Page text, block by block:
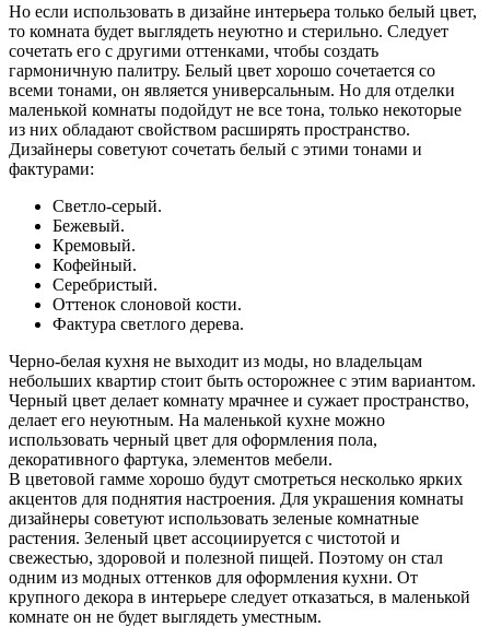
Но если использовать в дизайне интерьера только белый цвет,
то комната будет выглядеть неуютно и стерильно. Следует
сочетать его с другими оттенками, чтобы создать
гармоничную палитру. Белый цвет хорошо сочетается со
всеми тонами, он является универсальным. Но для отделки
маленькой комнаты подойдут не все тона, только некоторые
из них обладают свойством расширять пространство.
Дизайнеры советуют сочетать белый с этими тонами и
фактурами:
Светло-серый.
Бежевый.
Кремовый.
Кофейный.
Серебристый.
Оттенок слоновой кости.
Фактура светлого дерева.
Черно-белая кухня не выходит из моды, но владельцам
небольших квартир стоит быть осторожнее с этим вариантом.
Черный цвет делает комнату мрачнее и сужает пространство,
делает его неуютным. На маленькой кухне можно
использовать черный цвет для оформления пола,
декоративного фартука, элементов мебели.
В цветовой гамме хорошо будут смотреться несколько ярких
акцентов для поднятия настроения. Для украшения комнаты
дизайнеры советуют использовать зеленые комнатные
растения. Зеленый цвет ассоциируется с чистотой и
свежестью, здоровой и полезной пищей. Поэтому он стал
одним из модных оттенков для оформления кухни. От
крупного декора в интерьере следует отказаться, в маленькой
комнате он не будет выглядеть уместным.